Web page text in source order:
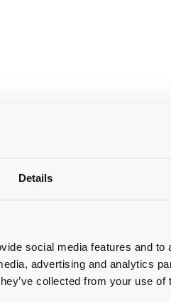
Details
social media features and
advertising and analytics
collected from your use of